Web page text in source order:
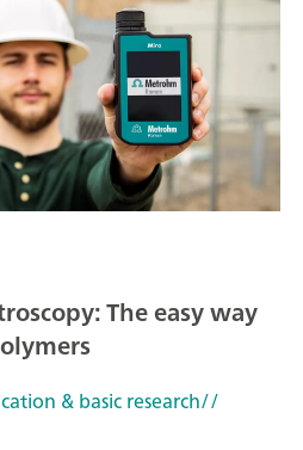
The easy way
& basic research//